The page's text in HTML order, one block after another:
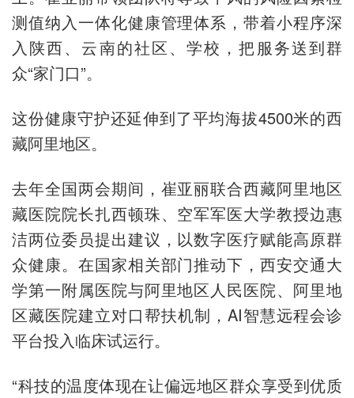
测值纳入一体化健康管理体系，带着小程序深
入陕西、云南的社区、学校，把服务送到群
众“家门口”。
这份健康守护还延伸到了平均海拔4500米的西
藏阿里地区。
去年全国两会期间，崔亚丽联合西藏阿里地区
藏医院院长扎西顿珠、空军军医大学教授边惠
洁两位委员提出建议，以数字医疗赋能高原群
众健康。在国家相关部门推动下，西安交通大
学第一附属医院与阿里地区人民医院、阿里地
区藏医院建立对口帮扶机制，AI智慧远程会诊
平台投入临床试运行。
“科技的温度体现在让偏远地区群众享受到优质